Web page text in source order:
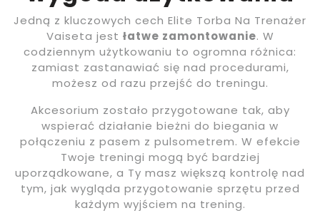
Jedną z kluczowych cech Elite Torba Na Trenażer
Vaiseta jest łatwe zamontowanie. W
codziennym użytkowaniu to ogromna różnica:
zamiast zastanawiać się nad procedurami,
możesz od razu przejść do treningu.
Akcesorium zostało przygotowane tak, aby
wspierać działanie bieżni do biegania w
połączeniu z pasem z pulsometrem. W efekcie
Twoje treningi mogą być bardziej
uporządkowane, a Ty masz większą kontrolę nad
tym, jak wygląda przygotowanie sprzętu przed
każdym wyjściem na trening.